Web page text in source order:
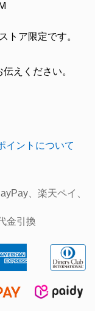
トア限定です。
えください。
イントについて
、楽天ペイ、
金引換